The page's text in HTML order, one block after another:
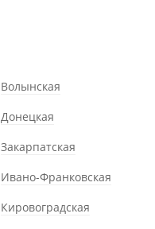
Волынская
Донецкая
Закарпатская
Ивано-Франковская
Кировоградская